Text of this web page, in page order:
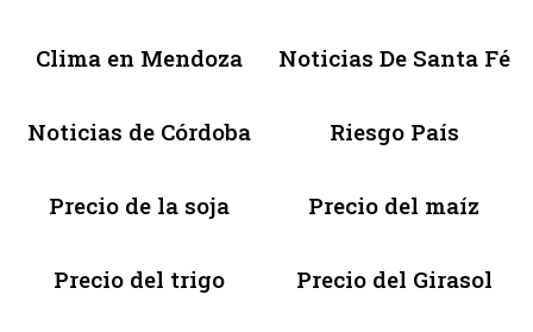
Clima en Mendoza Noticias De Santa Fé
Noticias de Córdoba Riesgo País
Precio de la soja Precio del maíz
Precio del trigo Precio del Girasol